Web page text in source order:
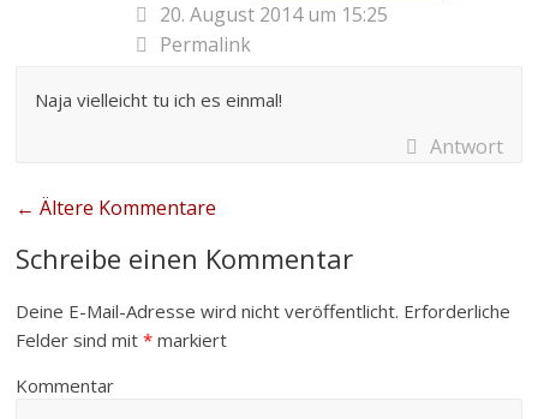
20. August 2014 um 15:25
Permalink
Naja vielleicht tu ich es einmal!
Antwort
← Ältere Kommentare
Schreibe einen Kommentar
Deine E-Mail-Adresse wird nicht veröffentlicht. Erforderliche
Felder sind mit* markiert
Kommentar